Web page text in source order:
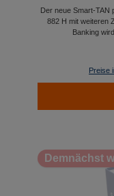
Der neue Smart-TAN
882 H mit weiteren
Banking
Preise
Demnächst